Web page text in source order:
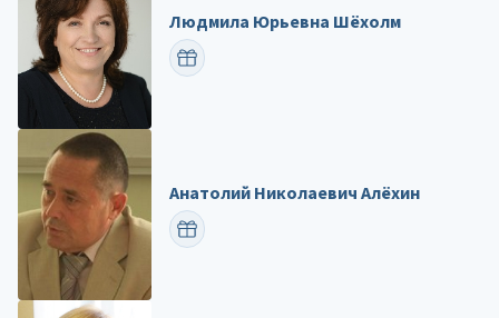
Людмила Юрьевна Шёхолм
ПОЗДРАВИТЬ
Анатолий Николаевич Алёхин
ПОЗДРАВИТЬ